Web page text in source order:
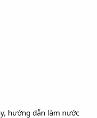
hướng dẫn làm nước